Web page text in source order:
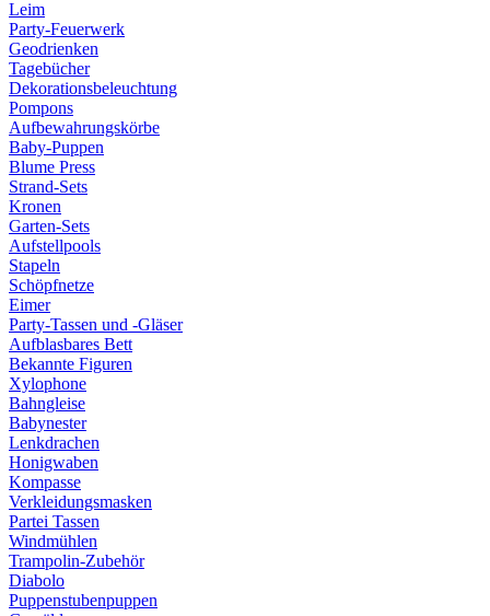
Leim
Party-Feuerwerk
Geodrienken
Tagebücher
Dekorationsbeleuchtung
Pompons
Aufbewahrungskörbe
Baby-Puppen
Blume Press
Strand-Sets
Kronen
Garten-Sets
Aufstellpools
Stapeln
Schöpfnetze
Eimer
Party-Tassen und -Gläser
Aufblasbares Bett
Bekannte Figuren
Xylophone
Bahngleise
Babynester
Lenkdrachen
Honigwaben
Kompasse
Verkleidungsmasken
Partei Tassen
Windmühlen
Trampolin-Zubehör
Diabolo
Puppenstubenpuppen